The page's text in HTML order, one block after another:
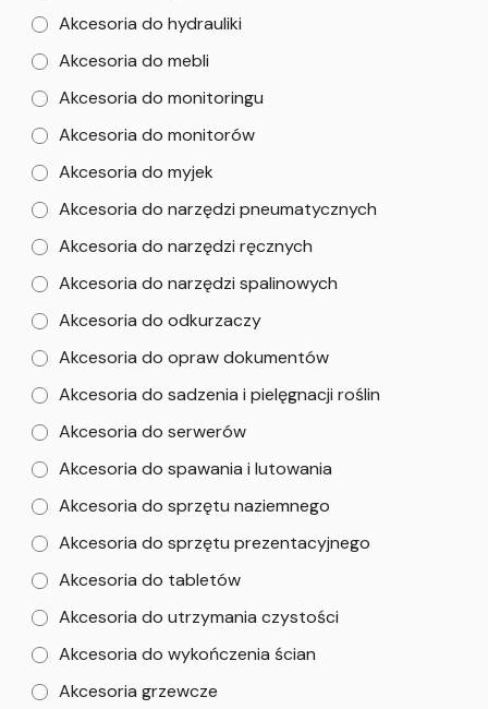
Akcesoria do hydrauliki
Akcesoria do mebli
Akcesoria do monitoringu
Akcesoria do monitorów
Akcesoria do myjek
Akcesoria do narzędzi pneumatycznych
Akcesoria do narzędzi ręcznych
Akcesoria do narzędzi spalinowych
Akcesoria do odkurzaczy
Akcesoria do opraw dokumentów
Akcesoria do sadzenia i pielęgnacji roślin
Akcesoria do serwerów
Akcesoria do spawania i lutowania
Akcesoria do sprzętu naziemnego
Akcesoria do sprzętu prezentacyjnego
Akcesoria do tabletów
Akcesoria do utrzymania czystości
Akcesoria do wykończenia ścian
Akcesoria grzewcze